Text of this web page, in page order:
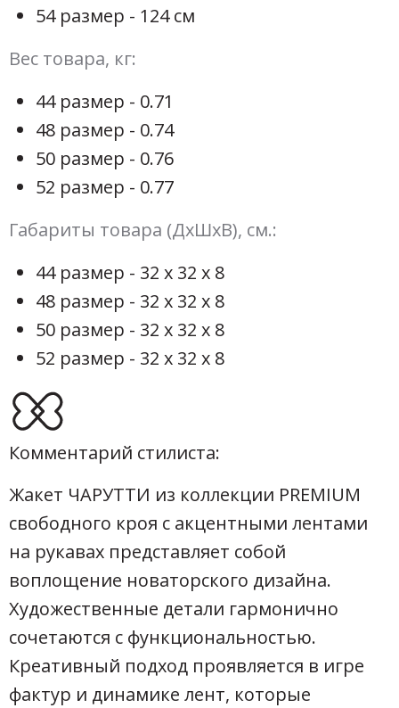
54 размер - 124 см
Вес товара, кг:
44 размер - 0.71
48 размер - 0.74
50 размер - 0.76
52 размер - 0.77
Габариты товара (ДхШхВ), см.:
44 размер - 32 х 32 х 8
48 размер - 32 х 32 х 8
50 размер - 32 х 32 х 8
52 размер - 32 х 32 х 8
Комментарий стилиста:
Жакет ЧАРУТТИ из коллекции PREMIUM
свободного кроя с акцентными лентами
на рукавах представляет собой
воплощение новаторского дизайна.
Художественные детали гармонично
сочетаются с функциональностью.
Креативный подход проявляется в игре
фактур и динамике лент, которые